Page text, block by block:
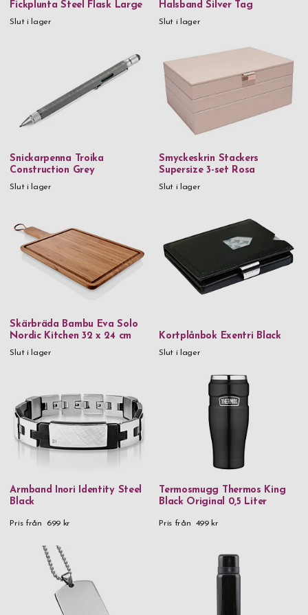
Läder & rostfritt stål
Munblåst glas
Mässing
Rostfritt stål & PVD
Trä
Veganskt läder
Veganskt läder & glas
Vinglas
0 kr-999,99 kr
1 000 kr - 1 999,99 kr
Herr
Dam
Fickplunta Steel Flask Large
Slut i lager
Halsband Silver Tag
Slut i lager
Snickarpenna Troika
Construction Grey
Slut i lager
Smyckeskrin Stackers
Supersize 3-set Rosa
Slut i lager
Skärbräda Bambu Eva Solo
Nordic Kitchen 32 x 24 cm
Slut i lager
Kortplånbok Exentri Black
Slut i lager
Armband Inori Identity Steel
Black
Pris från 699 kr
Termosmugg Thermos King
Black Original 0,5 Liter
Pris från 499 kr